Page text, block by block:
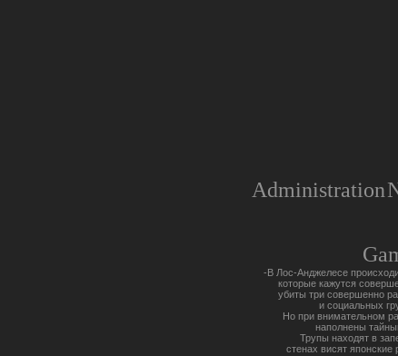
Administration
-В Лос-Анджелесе
которые кажутся
убиты три совершенно
и социальных
Но при внимательном
наполнены
Трупы находят в
стенах висят японские